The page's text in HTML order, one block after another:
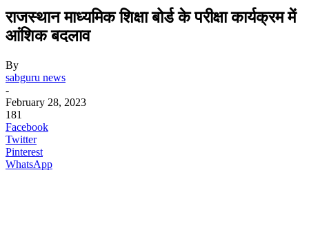
राजस्थान माध्यमिक शिक्षा बोर्ड के परीक्षा कार्यक्रम में
आंशिक बदलाव
By
sabguru news
-
February 28, 2023
181
Facebook
Twitter
Pinterest
WhatsApp